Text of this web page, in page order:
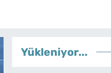
Yükleniyor...